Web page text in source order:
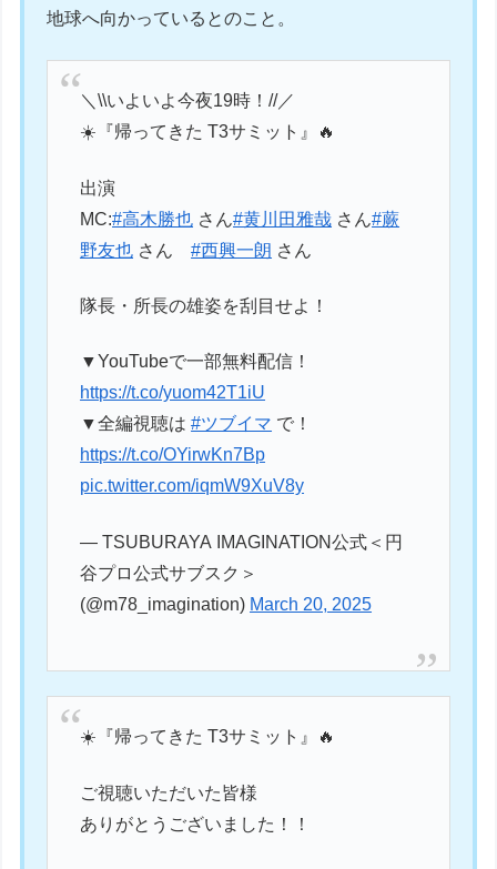
地球へ向かっているとのこと。
＼\\いよいよ今夜19時！//／
☀️『帰ってきた T3サミット』🔥
出演
MC:#高木勝也 さん#黄川田雅哉 さん#蕨
野友也 さん#西興一朗 さん
隊長・所長の雄姿を刮目せよ！
▼YouTubeで一部無料配信！
https://t.co/yuom42T1iU
▼全編視聴は#ツブイマ で！
https://t.co/OYirwKn7Bp
pic.twitter.com/iqmW9XuV8y
— TSUBURAYA IMAGINATION公式＜円
谷プロ公式サブスク＞
(@m78_imagination) March 20, 2025
☀️『帰ってきた T3サミット』🔥
ご視聴いただいた皆様
ありがとうございました！！